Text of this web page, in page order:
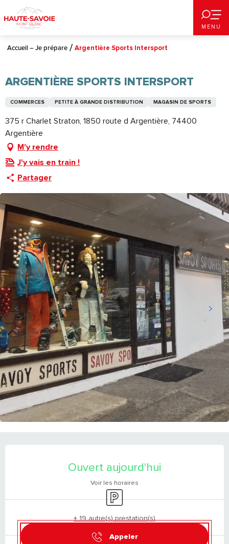
au
contenu
principal
MENU
Accueil – Je prépare Argentière Sports Intersport
ARGENTIÈRE SPORTS INTERSPORT
COMMERCES PETITE À GRANDE DISTRIBUTION MAGASIN DE SPORTS
375 r Charlet Straton, 1850 route d Argentière, 74400
Argentière
M'y rendre
J'y vais en train !
Partager
Ouvert aujourd'hui
Voir les horaires
Parking
+ 19 autre(s) prestation(s)
Appeler